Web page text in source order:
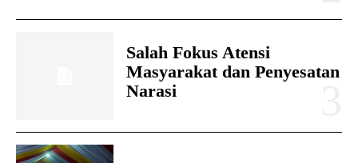
Salah Fokus Atensi
Masyarakat dan Penyesatan
Narasi